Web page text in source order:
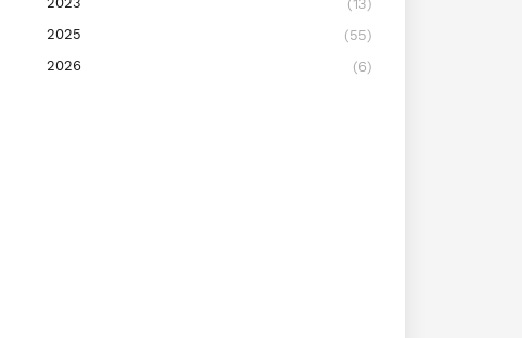
(13)
2025
(55)
2026
(6)